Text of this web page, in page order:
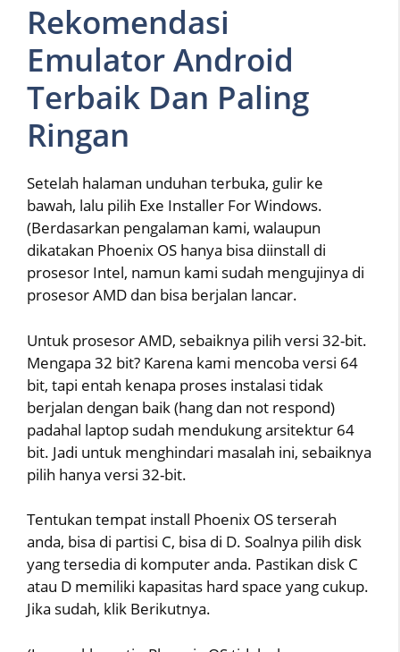
Rekomendasi
Emulator Android
Terbaik Dan Paling
Ringan
Setelah halaman unduhan terbuka, gulir ke
bawah, lalu pilih Exe Installer For Windows.
(Berdasarkan pengalaman kami, walaupun
dikatakan Phoenix OS hanya bisa diinstall di
prosesor Intel, namun kami sudah mengujinya di
prosesor AMD dan bisa berjalan lancar.
Untuk prosesor AMD, sebaiknya pilih versi 32-bit.
Mengapa 32 bit? Karena kami mencoba versi 64
bit, tapi entah kenapa proses instalasi tidak
berjalan dengan baik (hang dan not respond)
padahal laptop sudah mendukung arsitektur 64
bit. Jadi untuk menghindari masalah ini, sebaiknya
pilih hanya versi 32-bit.
Tentukan tempat install Phoenix OS terserah
anda, bisa di partisi C, bisa di D. Soalnya pilih disk
yang tersedia di komputer anda. Pastikan disk C
atau D memiliki kapasitas hard space yang cukup.
Jika sudah, klik Berikutnya.